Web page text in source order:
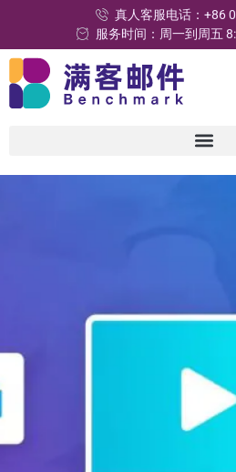
真人客服电话：+86
服务时间：周一到周五